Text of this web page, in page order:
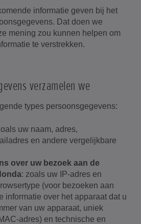
informatie geven bij het
Dat doen we
mening zou kunnen helpen om
te verstrekken.
verzamelen we
types persoonsgegevens:
uw naam, adres,
en andere vergelijkbare
over uw bezoek aan de
: zoals uw IP-adres en
(voor bezoeken aan
informatie over het apparaat dat u
van uw apparaat, uniek
adres) en technische en